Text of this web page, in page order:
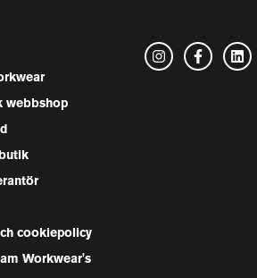
webbshop
cookiepolicy
Workwear's